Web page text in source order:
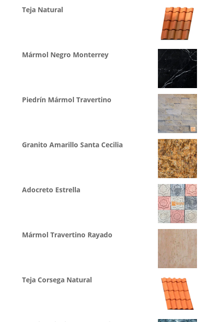
Teja Natural
Mármol Negro Monterrey
Piedrín Mármol Travertino
Granito Amarillo Santa Cecilia
Adocreto Estrella
Mármol Travertino Rayado
Teja Corsega Natural